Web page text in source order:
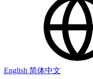
English 简体中文